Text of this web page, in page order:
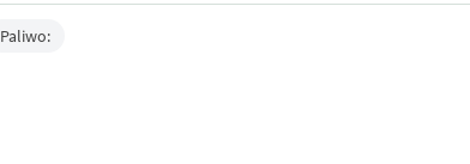
Paliwo: